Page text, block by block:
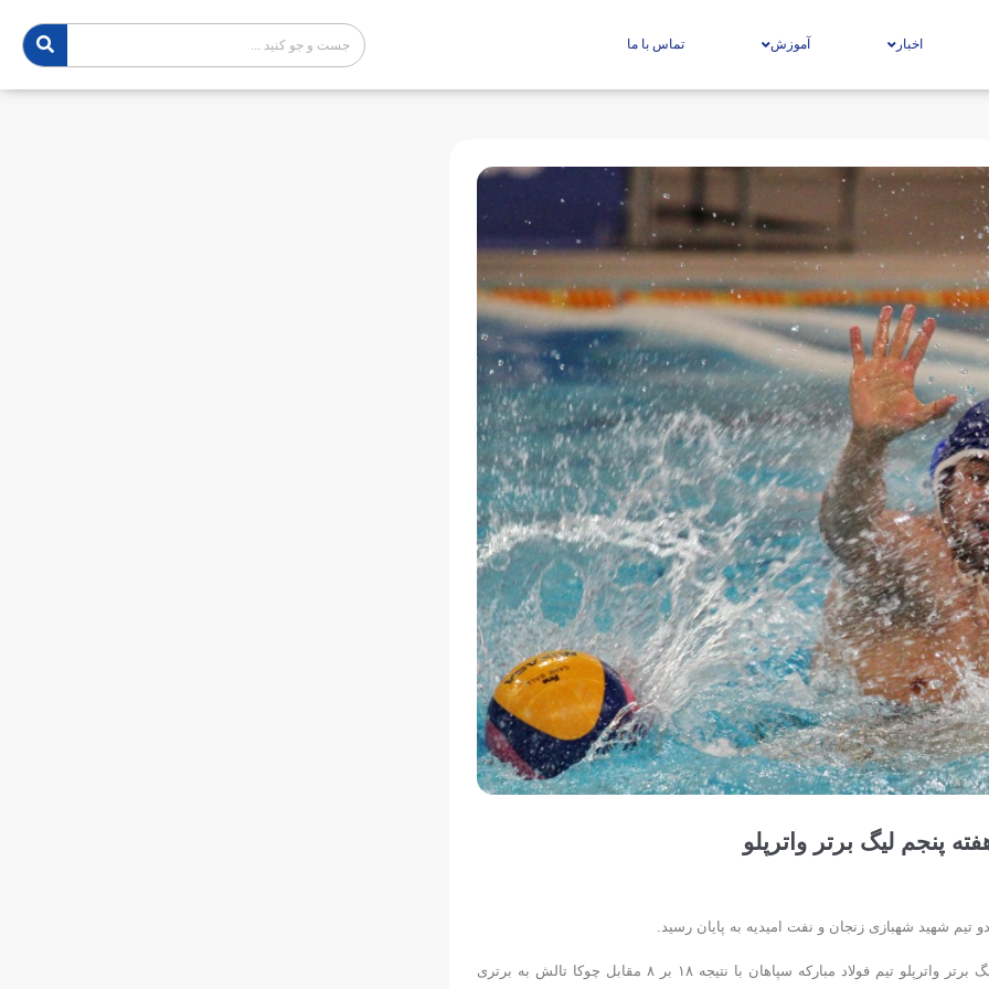
اخبار آموزش تماس با ما
پنجم لیگ برتر واترپلو
تیم شهید شهبازی زنجان و نفت امیدیه به پایان رسید.
به گزارش روابط عمومی فدراسیون شنا، شیرجه و واترپلو؛ در هفته پنجم لیگ برتر واترپلو تیم فولاد مبارکه سپاهان با نتیجه ۱۸ بر ۸ مقابل چوکا تالش به برتری